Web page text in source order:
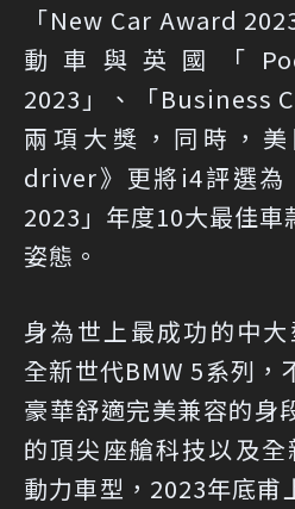
「New Car Award
動車與英國「
2023」、「Business
兩項大獎，同時，
driver》更將i4評選為
2023」年度10大最佳車
姿態。
身為世上最成功的中
全新世代BMW 5系列，
豪華舒適完美兼容的身
的頂尖座艙科技以及
動力車型，2023年底甫